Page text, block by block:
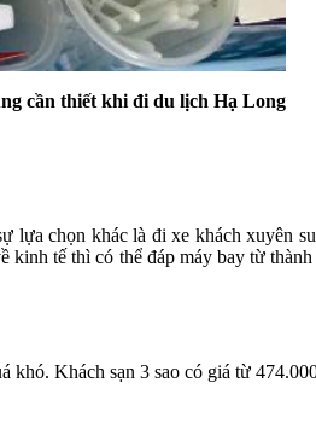
cần thiết khi đi du lịch Hạ Long
chọn khác là đi xe khách xuyên
tế thì có thể đáp máy bay từ
Khách sạn 3 sao có giá từ